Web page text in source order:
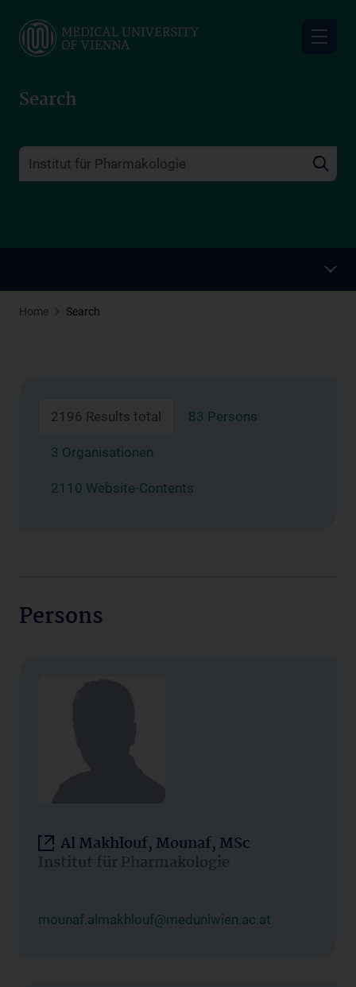
main
Search
Home Search
2196 Results total 83 Persons
3 Organisationen
2110 Website-Contents
Persons
Al Makhlouf, Mounaf, MSc
Institut für Pharmakologie
mounaf.almakhlouf@meduniwien.ac.at